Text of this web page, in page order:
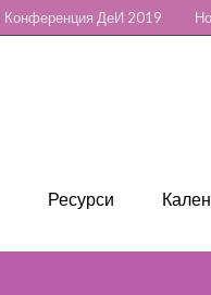
Конференция ДеИ 2019
Ресурси